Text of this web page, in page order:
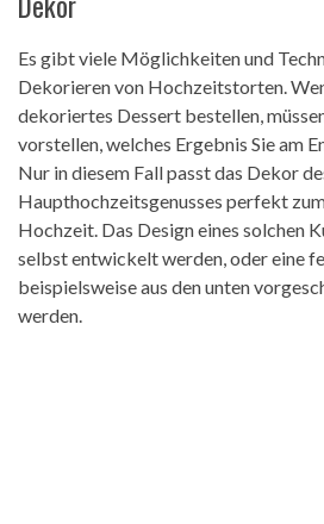
Es gibt viele Möglichkeiten und
Dekorieren von Hochzeitstorten.
dekoriertes Dessert bestellen,
vorstellen, welches Ergebnis Sie am
Nur in diesem Fall passt das Dekor
Haupthochzeitsgenusses perfekt
Hochzeit. Das Design eines solchen
selbst entwickelt werden, oder eine
beispielsweise aus den unten
werden.